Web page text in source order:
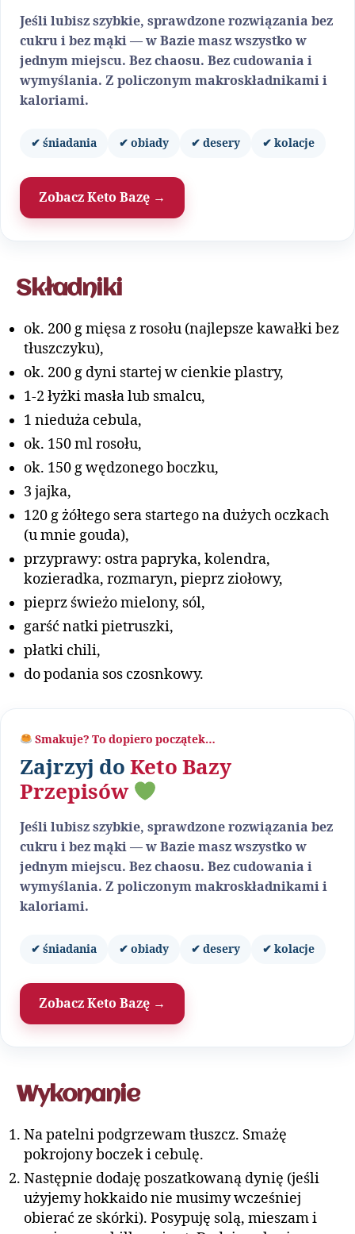
Jeśli lubisz szybkie, sprawdzone rozwiązania bez
cukru i bez mąki — w Bazie masz wszystko w
jednym miejscu. Bez chaosu. Bez cudowania i
wymyślania. Z policzonym makroskładnikami i
kaloriami.
✔ śniadania ✔ obiady ✔ desery ✔ kolacje
Zobacz Keto Bazę →
Składniki
ok. 200 g mięsa z rosołu (najlepsze kawałki bez
tłuszczyku),
ok. 200 g dyni startej w cienkie plastry,
1-2 łyżki masła lub smalcu,
1 nieduża cebula,
ok. 150 ml rosołu,
ok. 150 g wędzonego boczku,
3 jajka,
120 g żółtego sera startego na dużych oczkach
(u mnie gouda),
przyprawy: ostra papryka, kolendra,
kozieradka, rozmaryn, pieprz ziołowy,
pieprz świeżo mielony, sól,
garść natki pietruszki,
płatki chili,
do podania sos czosnkowy.
Smakuje? To dopiero początek…
Zajrzyj do Keto Bazy
Przepisów
Jeśli lubisz szybkie, sprawdzone rozwiązania bez
cukru i bez mąki — w Bazie masz wszystko w
jednym miejscu. Bez chaosu. Bez cudowania i
wymyślania. Z policzonym makroskładnikami i
kaloriami.
✔ śniadania ✔ obiady ✔ desery ✔ kolacje
Zobacz Keto Bazę →
Wykonanie
Na patelni podgrzewam tłuszcz. Smażę
pokrojony boczek i cebulę.
Następnie dodaję poszatkowaną dynię (jeśli
użyjemy hokkaido nie musimy wcześniej
obierać ze skórki). Posypuję solą, mieszam i